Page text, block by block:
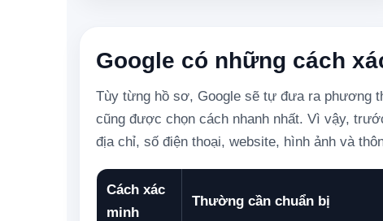
Google có những cách
Tùy từng hồ sơ, Google sẽ tự đưa ra phương
cũng được chọn cách nhanh nhất. Vì vậy,
địa chỉ, số điện thoại, website, hình ảnh và
Cách xác
minh
Thường cần chuẩn bị